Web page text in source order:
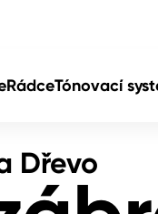
RádceTónovací
Dřevo